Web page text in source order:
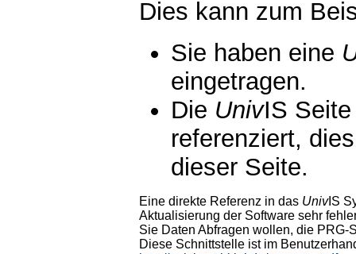
Dies kann zum
Sie haben eine
eingetragen.
Die UnivIS
referenziert,
dieser Seite.
Eine direkte Referenz in das UnivIS
Aktualisierung der Software sehr
Sie Daten Abfragen wollen, die PRG-
Diese Schnittstelle ist im